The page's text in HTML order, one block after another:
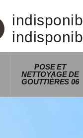
POSE ET
NETTOYAGE DE
GOUTTIÈRES 06